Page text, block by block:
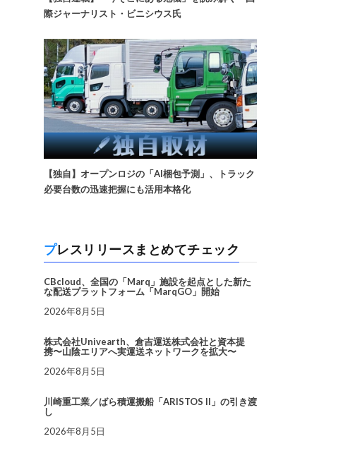
際ジャーナリスト・ビニシウス氏
【独自】オープンロジの「AI梱包予測」、トラック
必要台数の迅速把握にも活用本格化
プレスリリースまとめてチェック
CBcloud、全国の「Marq」施設を起点とした新た
な配送プラットフォーム「MarqGO」開始
2026年8月5日
株式会社Univearth、倉吉運送株式会社と資本提
携〜山陰エリアへ実運送ネットワークを拡大〜
2026年8月5日
川崎重工業／ばら積運搬船「ARISTOS II」の引き渡
し
2026年8月5日